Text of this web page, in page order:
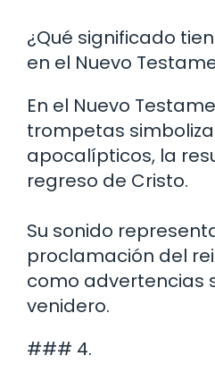
¿Qué significado
en el Nuevo
En el Nuevo
trompetas
apocalípticos, la
regreso de Cristo.
Su sonido
proclamación del
como advertencias
venidero.
### 4.